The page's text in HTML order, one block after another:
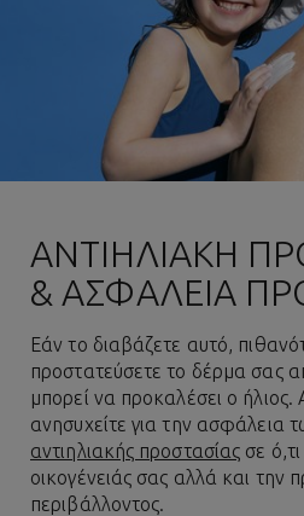
ΑΝΤΙΗΛΙΑΚΗ
& ΑΣΦΑΛΕΙΑ
Εάν το διαβάζετε αυτό,
προστατεύσετε το δέρμα σας
μπορεί να προκαλέσει ο ήλιος.
ανησυχείτε για την ασφάλεια
αντιηλιακής προστασίας σε
οικογένειάς σας αλλά και την
περιβάλλοντος.